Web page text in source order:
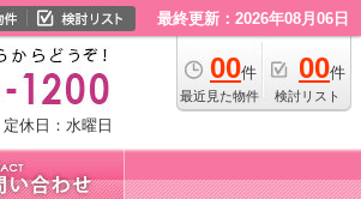
最終更新：2026年08月06日
00件
最近見た物件
00件
検討リスト
定休日：水曜日